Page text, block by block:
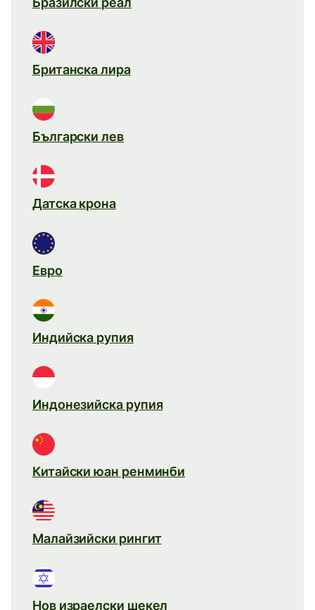
Британска лира
Български лев
Датска крона
Евро
Индийска рупия
Индонезийска рупия
Китайски юан ренминби
Малайзийски рингит
Нов израелски шекел